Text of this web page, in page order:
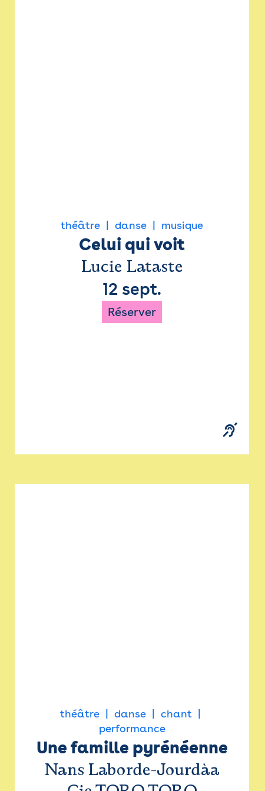
théâtre danse musique
Celui qui voit
Lucie Lataste
12 sept.
Réserver
théâtre danse
chant
performance
Une famille pyrénéenne
Nans Laborde-Jourdàa